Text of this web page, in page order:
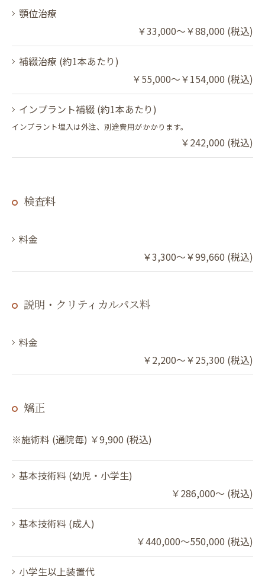
顎位治療
￥33,000～￥88,000 (税込)
補綴治療 (約1本あたり)
￥55,000～￥154,000 (税込)
インプラント補綴 (約1本あたり)
インプラント埋入は外注、別途費用がかかります。
￥242,000 (税込)
検査料
料金
￥3,300～￥99,660 (税込)
説明・クリティカルパス料
料金
￥2,200～￥25,300 (税込)
矯正
※施術料 (通院毎) ￥9,900 (税込)
基本技術料 (幼児・小学生)
￥286,000～ (税込)
基本技術料 (成人)
￥440,000～550,000 (税込)
小学生以上装置代